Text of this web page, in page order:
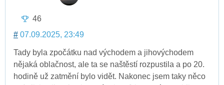
46
# 07.09.2025, 23:49
Tady byla zpočátku nad východem a jihovýchodem
nějaká oblačnost, ale ta se naštěstí rozpustila a po 20.
hodině už zatmění bylo vidět. Nakonec jsem taky něco